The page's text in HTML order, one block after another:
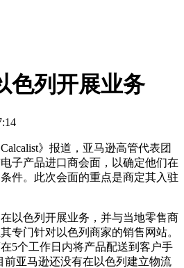
色列开展业务
》报道，亚马逊高管代表团
子产品进口商会面，以确定他们在
件。此次会面的重点是商定其入驻
色列开展业务，并与当地零售商
专门针对以色列商家的销售网站。
5个工作日内将产品配送到客户手
前亚马逊还没有在以色列建立物流